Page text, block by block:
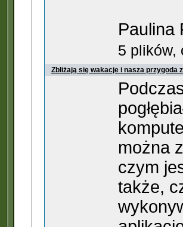
Paulina
5 plików,
Zbliżają się wakacje i nasza przygoda
można
czym
także,